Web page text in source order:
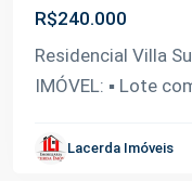
R$240.000
Residencial Villa
IMÓVEL: ▪️ Lote
Lacerda Imóveis
Tarumã,